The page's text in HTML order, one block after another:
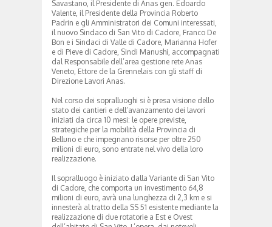
Savastano, il Presidente di Anas gen. Edoardo
Valente, il Presidente della Provincia Roberto
Padrin e gli Amministratori dei Comuni interessati,
il nuovo Sindaco di San Vito di Cadore, Franco De
Bon e i Sindaci di Valle di Cadore, Marianna Hofer
e di Pieve di Cadore, Sindi Manushi, accompagnati
dal Responsabile dell’area gestione rete Anas
Veneto, Ettore de la Grennelais con gli staff di
Direzione Lavori Anas.
Nel corso dei sopralluoghi si è presa visione dello
stato dei cantieri e dell’avanzamento dei lavori
iniziati da circa 10 mesi: le opere previste,
strategiche per la mobilità della Provincia di
Belluno e che impegnano risorse per oltre 250
milioni di euro, sono entrate nel vivo della loro
realizzazione.
Il sopralluogo è iniziato dalla Variante di San Vito
di Cadore, che comporta un investimento 64,8
milioni di euro, avrà una lunghezza di 2,3 km e si
innesterà al tratto della SS 51 esistente mediante la
realizzazione di due rotatorie a Est e Ovest